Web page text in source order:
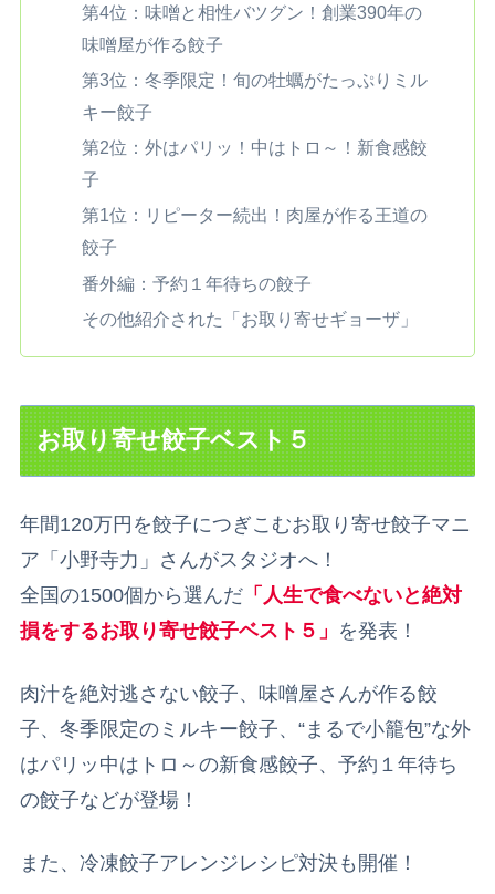
第4位：味噌と相性バツグン！創業390年の
味噌屋が作る餃子
第3位：冬季限定！旬の牡蠣がたっぷりミル
キー餃子
第2位：外はパリッ！中はトロ～！新食感餃
子
第1位：リピーター続出！肉屋が作る王道の
餃子
番外編：予約１年待ちの餃子
その他紹介された「お取り寄せギョーザ」
お取り寄せ餃子ベスト５
年間120万円を餃子につぎこむお取り寄せ餃子マニ
ア「小野寺力」さんがスタジオへ！
全国の1500個から選んだ 「人生で食べないと絶対
損をするお取り寄せ餃子ベスト５」 を発表！
肉汁を絶対逃さない餃子、味噌屋さんが作る餃
子、冬季限定のミルキー餃子、“まるで小籠包”な外
はパリッ中はトロ～の新食感餃子、予約１年待ち
の餃子などが登場！
また、冷凍餃子アレンジレシピ対決も開催！